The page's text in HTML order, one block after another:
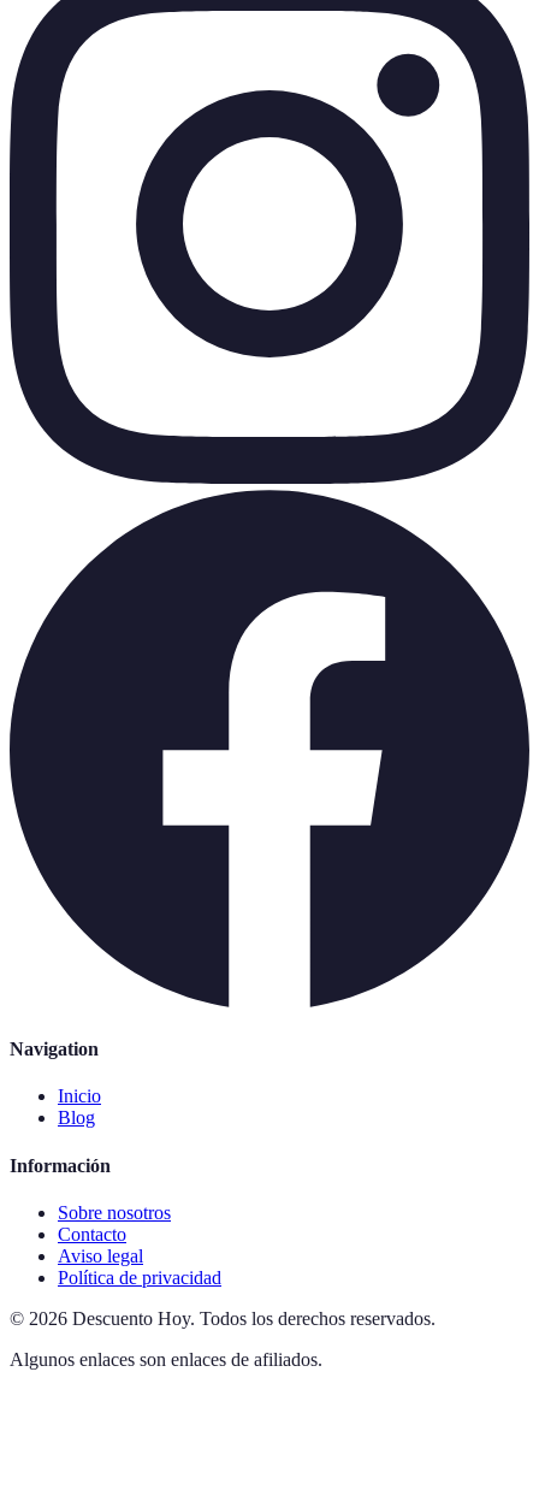
Navigation
Inicio
Blog
Información
Sobre nosotros
Contacto
Aviso legal
Política de privacidad
© 2026 Descuento Hoy. Todos los derechos reservados.
Algunos enlaces son enlaces de afiliados.